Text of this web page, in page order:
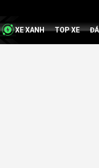
XE XANH TOP XE